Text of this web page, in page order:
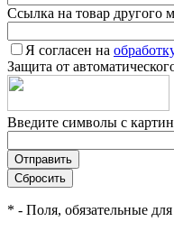
Ссылка на товар другого
Я согласен на
Защита от
Введите символы с
* - Поля, обязательные